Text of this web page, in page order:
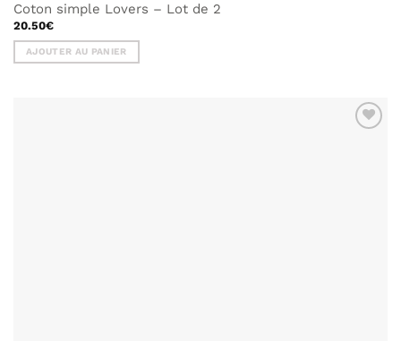
Coton simple Lovers – Lot de 2
20.50€
AJOUTER AU PANIER